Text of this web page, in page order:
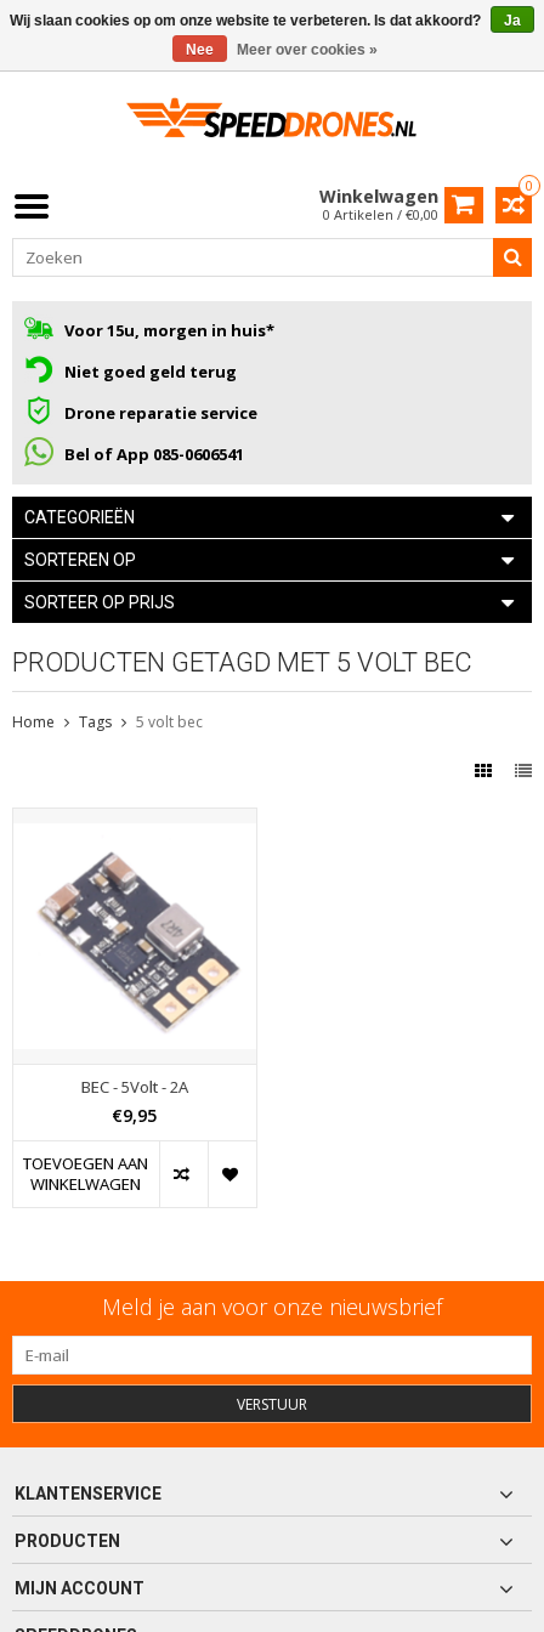
0
Winkelwagen
0 Artikelen / €0,00
Voor 15u, morgen in huis*
Niet goed geld terug
Drone reparatie service
Bel of App 085-0606541
CATEGORIEËN
SORTEREN OP
SORTEER OP PRIJS
PRODUCTEN GETAGD MET 5 VOLT BEC
Home Tags 5 volt bec
BEC - 5Volt - 2A
€9,95
TOEVOEGEN AAN
WINKELWAGEN
Meld je aan voor onze nieuwsbrief
VERSTUUR
KLANTENSERVICE
PRODUCTEN
MIJN ACCOUNT
Wij slaan cookies op om onze website te verbeteren. Is dat akkoord?
Ja
Nee
Meer over cookies »